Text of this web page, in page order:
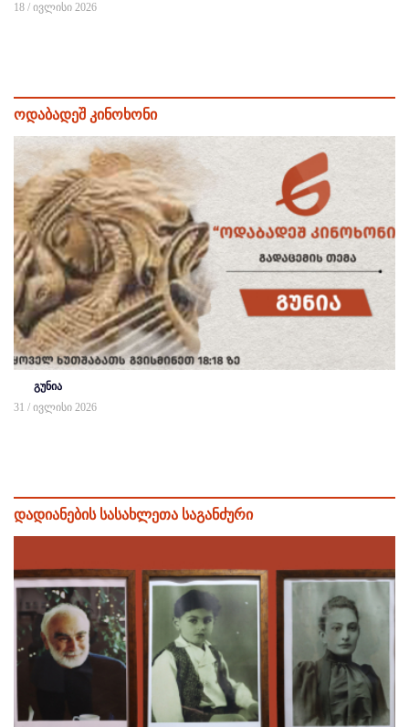
18 / ივლისი 2026
ოდაბადეშ კინოხონი
გუნია
31 / ივლისი 2026
დადიანების სასახლეთა საგანძური